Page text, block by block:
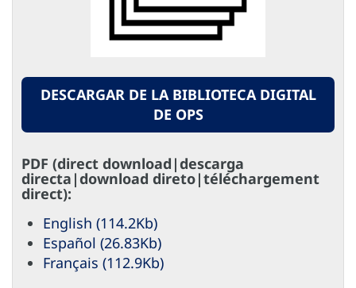
DESCARGAR DE LA BIBLIOTECA DIGITAL
DE OPS
PDF (direct download|descarga
directa|download direto|téléchargement
direct):
English (114.2Kb)
Español (26.83Kb)
Français (112.9Kb)